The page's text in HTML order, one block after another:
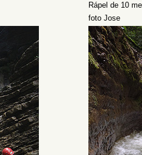
Rápel de 10
foto Jose